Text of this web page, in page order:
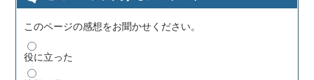
このページの感想をお聞かせください。
役に立った